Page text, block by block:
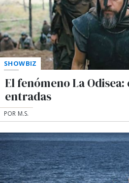
SHOWBIZ
El fenómeno La
entradas
POR M.S.